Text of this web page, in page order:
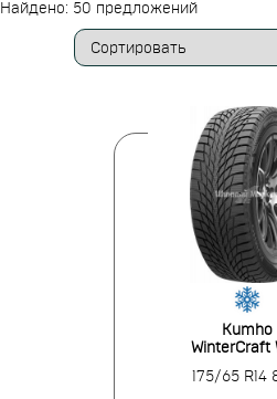
Найдено: 50 предложений
Kumho
WinterCraft
175/65 R14